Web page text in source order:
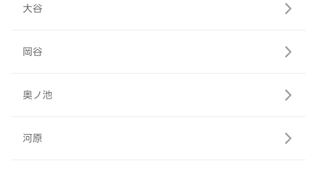
大谷
岡谷
奥ノ池
河原